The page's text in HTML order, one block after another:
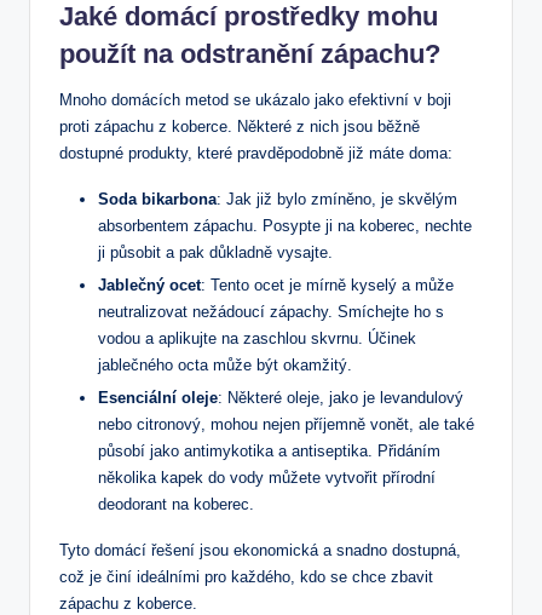
Jaké domácí prostředky mohu
použít na odstranění zápachu?
Mnoho domácích metod se ukázalo jako efektivní v boji
proti zápachu z koberce. Některé z nich jsou běžně
dostupné produkty, které pravděpodobně již máte doma:
Soda bikarbona: Jak již bylo zmíněno, je skvělým
absorbentem zápachu. Posypte ji na koberec, nechte
ji působit a pak důkladně vysajte.
Jablečný ocet: Tento ocet je mírně kyselý a může
neutralizovat nežádoucí zápachy. Smíchejte ho s
vodou a aplikujte na zaschlou skvrnu. Účinek
jablečného octa může být okamžitý.
Esenciální oleje: Některé oleje, jako je levandulový
nebo citronový, mohou nejen příjemně vonět, ale také
působí jako antimykotika a antiseptika. Přidáním
několika kapek do vody můžete vytvořit přírodní
deodorant na koberec.
Tyto domácí řešení jsou ekonomická a snadno dostupná,
což je činí ideálními pro každého, kdo se chce zbavit
zápachu z koberce.